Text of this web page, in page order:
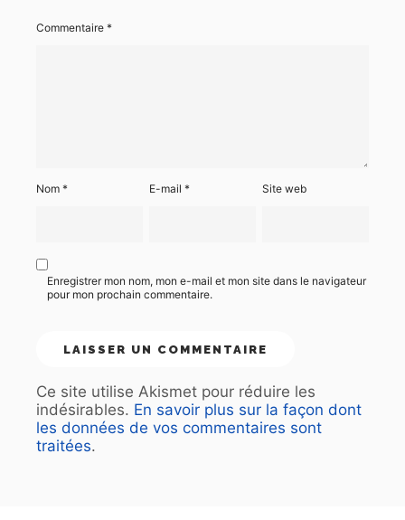
Commentaire *
Nom * E-mail* Site web
Enregistrer mon nom, mon e-mail et mon site dans le navigateur
pour mon prochain commentaire.
Ce site utilise Akismet pour réduire les
indésirables. En savoir plus sur la façon dont
les données de vos commentaires sont
traitées.